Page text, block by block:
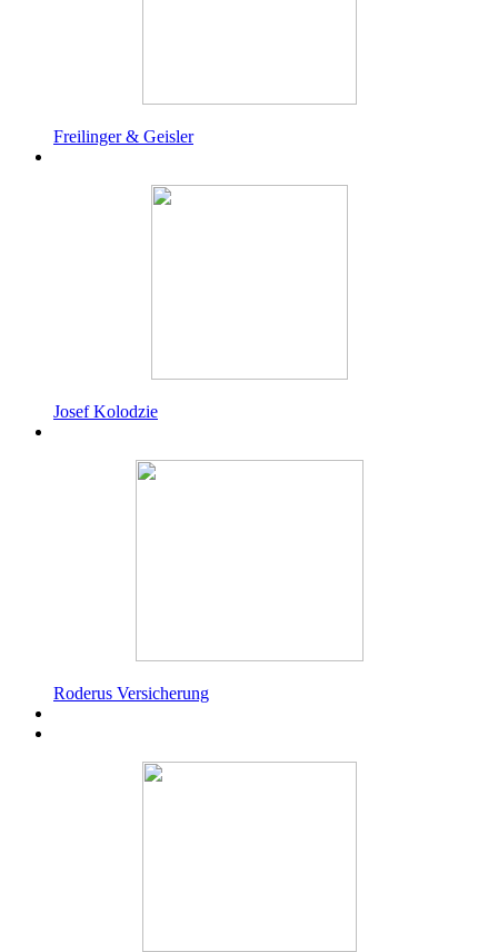
Freilinger & Geisler
Josef Kolodzie
Roderus Versicherung